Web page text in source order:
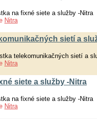
na fixné siete a služby -Nitra
Nitra
sietí a
telekomunikačných sietí a
Nitra
siete a služby -Nitra
na fixné siete a služby -Nitra
Nitra